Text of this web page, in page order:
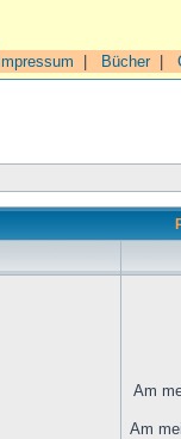
Impressum Bücher|
Am
Am